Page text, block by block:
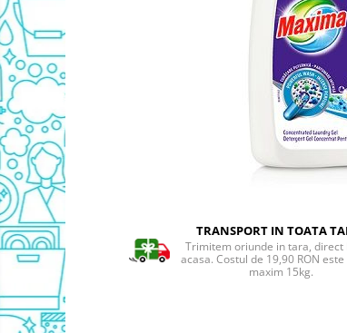
Detergent Mobila
Detergenti De Haine
Detergent Capsule
Detergent Pentru Pete
Detergent Ariel
Balsam De Rufe
Semana Balsam Rufe
Sano Maxima Balsam
Pachete Produse Curatenie
Produse Pentru Baie
Duck WC
Odorizant WC Bref
Odorizant Vas WC
TRANSPORT IN TOATA
Trimitem oriunde in tara, direct
acasa. Costul de 19,90 RON
maxim 15kg.